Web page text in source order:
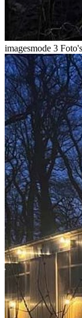
imagesmode 3 Foto's